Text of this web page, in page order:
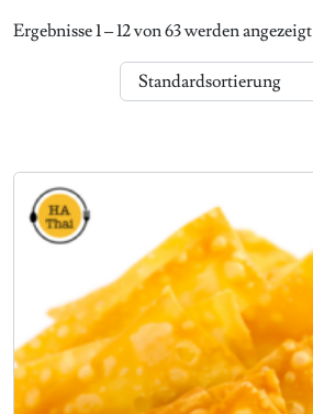
Ergebnisse 1 – 12 von 63 werden angezeigt